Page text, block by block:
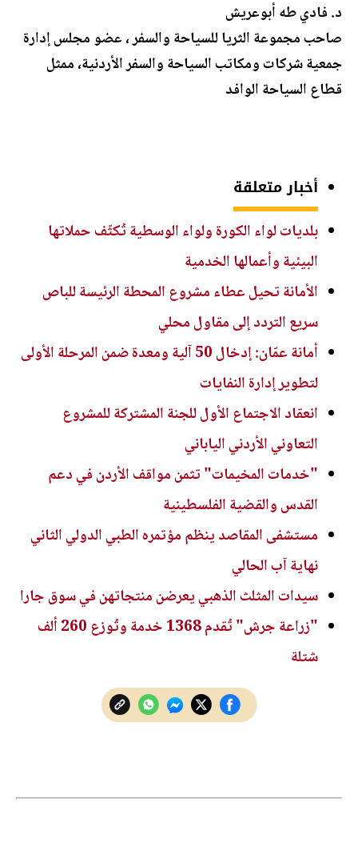
د. فادي طه أبوعريش
صاحب مجموعة الثريا للسياحة والسفر ، عضو مجلس إدارة
جمعية شركات ومكاتب السياحة والسفر الأردنية، ممثل
قطاع السياحة الوافد
أخبار متعلقة
بلديات لواء الكورة ولواء الوسطية تُكثّف حملاتها
البيئية وأعمالها الخدمية
الأمانة تحيل عطاء مشروع المحطة الرئيسة للباص
سريع التردد إلى مقاول محلي
أمانة عمّان: إدخال 50 آلية ومعدة ضمن المرحلة الأولى
لتطوير إدارة النفايات
انعقاد الاجتماع الأول للجنة المشتركة للمشروع
التعاوني الأردني الياباني
"خدمات المخيمات" تثمن مواقف الأردن في دعم
القدس والقضية الفلسطينية
مستشفى المقاصد ينظم مؤتمره الطبي الدولي الثاني
نهاية آب الحالي
سيدات المثلث الذهبي يعرضن منتجاتهن في سوق جارا
"زراعة جرش" تُقدم 1368 خدمة وتُوزع 260 ألف
شتلة